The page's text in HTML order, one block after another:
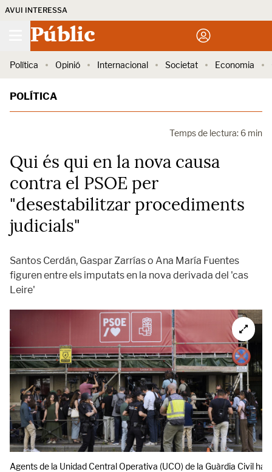
AVUI INTERESSA
Públic
Política Opinió Internacional Societat Economia
POLÍTICA
Temps de lectura: 6 min
Qui és qui en la nova causa
contra el PSOE per
"desestabilitzar procediments
judicials"
Santos Cerdán, Gaspar Zarrías o Ana María Fuentes
figuren entre els imputats en la nova derivada del 'cas
Leire'
Agents de la Unidad Central Operativa (UCO) de la Guàrdia Civil